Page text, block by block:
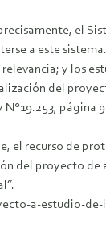
el
a este
y los
del
página
el recurso de
del proyecto
a-estudio-